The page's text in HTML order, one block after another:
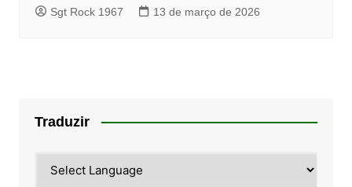
Sgt Rock 1967 13 de março de 2026
Traduzir